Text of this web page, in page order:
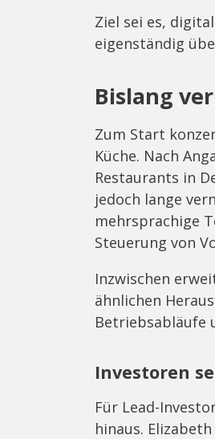
Ziel sei es,
eigenständig
Bislang
Zum Start
Küche. Nach
Restaurants in
jedoch lange
mehrsprachige
Steuerung von
Inzwischen
ähnlichen
Betriebsabläufe
Investoren
Für Lead-
hinaus.